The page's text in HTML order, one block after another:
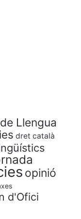
Llengua
dret català
opinió
d'Ofici